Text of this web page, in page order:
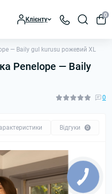
Клієнту
0
— Baily gul kurusu рожевий XL
Penelope — Baily
0
Відгуки 0